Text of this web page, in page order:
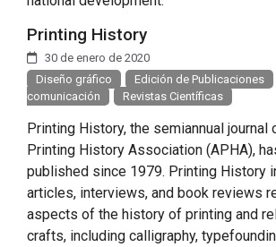
Printing History
30 de enero de 2020
Diseño gráfico
Edición de Publicaciones
comunicación
Revistas Científicas
Printing History, the semiannual journal
Printing History Association (APHA),
published since 1979. Printing History
articles, interviews, and book reviews
aspects of the history of printing and
crafts, including calligraphy,